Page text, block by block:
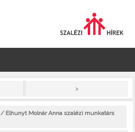
>
/ Elhunyt Molnár Anna szalézi munkatárs